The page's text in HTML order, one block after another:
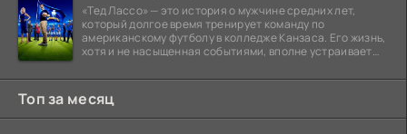
«Тед Лассо» — это история о мужчине средних лет,
который долгое время тренирует команду по
американскому футболу в колледже Канзаса. Его жизнь,
хотя и не насыщенная событиями, вполне устраивает
Топ за месяц